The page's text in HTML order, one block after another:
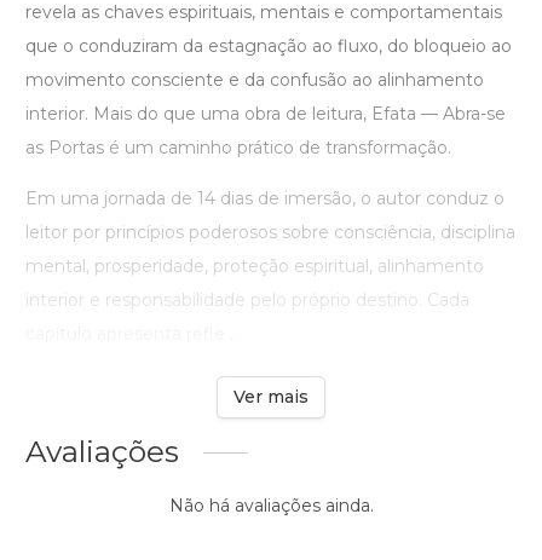
revela as chaves espirituais, mentais e comportamentais
que o conduziram da estagnação ao fluxo, do bloqueio ao
movimento consciente e da confusão ao alinhamento
interior. Mais do que uma obra de leitura, Efata — Abra-se
as Portas é um caminho prático de transformação.
Em uma jornada de 14 dias de imersão, o autor conduz o
leitor por princípios poderosos sobre consciência, disciplina
mental, prosperidade, proteção espiritual, alinhamento
interior e responsabilidade pelo próprio destino. Cada
Ver mais
Avaliações
Não há avaliações ainda.